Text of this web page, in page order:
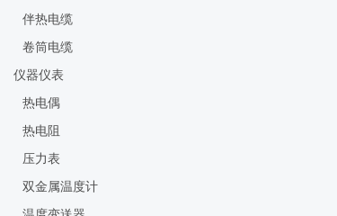
伴热电缆
卷筒电缆
仪器仪表
热电偶
热电阻
压力表
双金属温度计